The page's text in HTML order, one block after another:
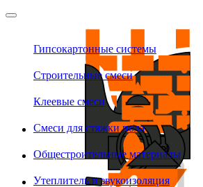
Гипсокартонные системы
Строительные смеси
Клеевые смеси
Смеси для стяжки пола
Общестроительные материалы
Утеплитель и звукоизоляция